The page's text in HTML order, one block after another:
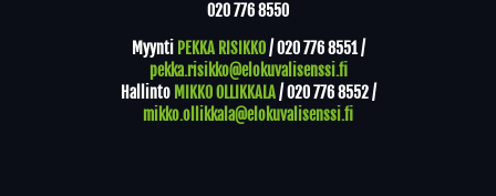
020 776 8550
Myynti PEKKA RISIKKO/020 776 8551/
pekka.risikko@elokuvalisenssi.fi
Hallinto MIKKO OLLIKKALA/020 776 8552/
mikko.ollikkala@elokuvalisenssi.fi